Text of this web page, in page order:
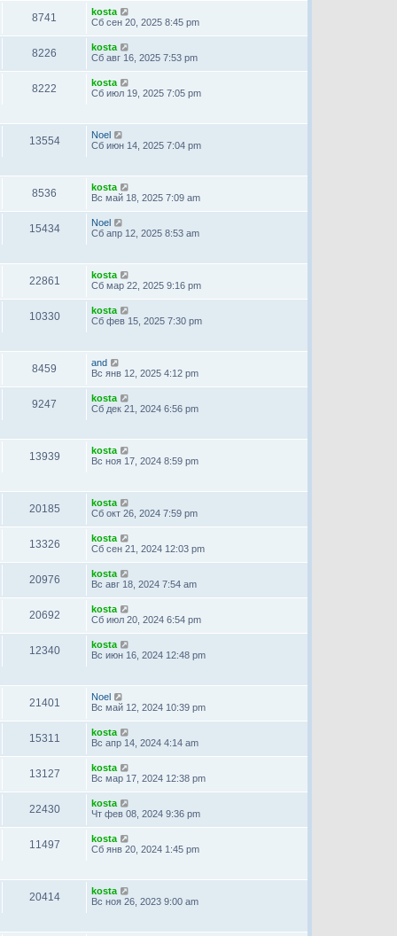
8741
kosta
Сб сен 20, 2025 8:45 pm
8226
kosta
Сб авг 16, 2025 7:53 pm
8222
kosta
Сб июл 19, 2025 7:05 pm
13554
Noel
Сб июн 14, 2025 7:04 pm
8536
kosta
Вс май 18, 2025 7:09 am
15434
Noel
Сб апр 12, 2025 8:53 am
22861
kosta
Сб мар 22, 2025 9:16 pm
10330
kosta
Сб фев 15, 2025 7:30 pm
8459
and
Вс янв 12, 2025 4:12 pm
9247
kosta
Сб дек 21, 2024 6:56 pm
13939
kosta
Вс ноя 17, 2024 8:59 pm
20185
kosta
Сб окт 26, 2024 7:59 pm
13326
kosta
Сб сен 21, 2024 12:03 pm
20976
kosta
Вс авг 18, 2024 7:54 am
20692
kosta
Сб июл 20, 2024 6:54 pm
12340
kosta
Вс июн 16, 2024 12:48 pm
21401
Noel
Вс май 12, 2024 10:39 pm
15311
kosta
Вс апр 14, 2024 4:14 am
13127
kosta
Вс мар 17, 2024 12:38 pm
22430
kosta
Чт фев 08, 2024 9:36 pm
11497
kosta
Сб янв 20, 2024 1:45 pm
20414
kosta
Вс ноя 26, 2023 9:00 am